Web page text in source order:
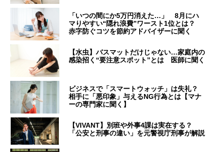
「いつの間にか5万円消えた…」 8月にハ
マりやすい“隠れ浪費”ワースト1位とは？
赤字防ぐコツを節約アドバイザーに聞く
【水虫】バスマットだけじゃない…家庭内の
感染招く“要注意スポット”とは 医師に聞く
ビジネスで「スマートウォッチ」は失礼？
相手に「悪印象」与えるNG行為とは【マナ
ーの専門家に聞く】
【VIVANT】別班や外事4課は実在する？
「公安と刑事の違い」を元警視庁刑事が解説